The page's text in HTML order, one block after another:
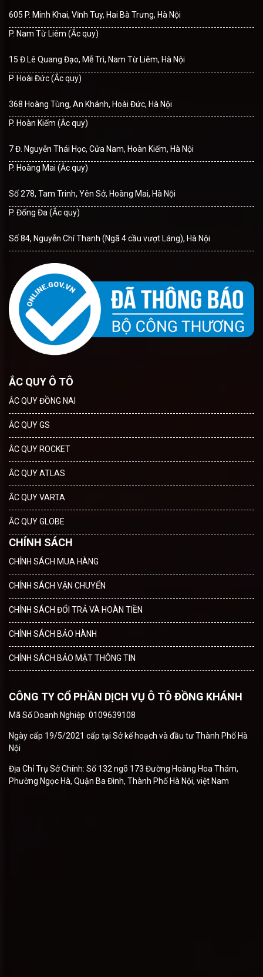
605 P. Minh Khai, Vĩnh Tuy, Hai Bà Trưng, Hà Nội
P. Nam Từ Liêm (Ắc quy)
15 Đ.Lê Quang Đạo, Mễ Trì, Nam Từ Liêm, Hà Nội
P. Hoài Đức (Ắc quy)
368 Hoàng Tùng, An Khánh, Hoài Đức, Hà Nội
P. Hoàn Kiếm (Ắc quy)
7 Đ. Nguyễn Thái Học, Cửa Nam, Hoàn Kiếm, Hà Nội
P. Hoàng Mai (Ắc quy)
Số 278, Tam Trinh, Yên Sở, Hoàng Mai, Hà Nội
P. Đống Đa (Ắc quy)
Số 84, Nguyễn Chí Thanh (Ngã 4 cầu vượt Láng), Hà Nội
ẮC QUY Ô TÔ
ẮC QUY ĐỒNG NAI
ẮC QUY GS
ẮC QUY ROCKET
ẮC QUY ATLAS
ẮC QUY VARTA
ẮC QUY GLOBE
CHÍNH SÁCH
CHÍNH SÁCH MUA HÀNG
CHÍNH SÁCH VẬN CHUYỂN
CHÍNH SÁCH ĐỔI TRẢ VÀ HOÀN TIỀN
CHÍNH SÁCH BẢO HÀNH
CHÍNH SÁCH BẢO MẬT THÔNG TIN
CÔNG TY CỔ PHẦN DỊCH VỤ Ô TÔ ĐỒNG KHÁNH
Mã Số Doanh Nghiệp: 0109639108
Ngày cấp 19/5/2021 cấp tại Sở kế hoạch và đầu tư Thành Phố Hà
Nội
Địa Chỉ Trụ Sở Chính: Số 132 ngõ 173 Đường Hoàng Hoa Thám,
Phường Ngọc Hà, Quận Ba Đình, Thành Phố Hà Nội, việt Nam